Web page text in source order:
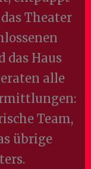
Theater
das Haus
alle
Team,
übrige